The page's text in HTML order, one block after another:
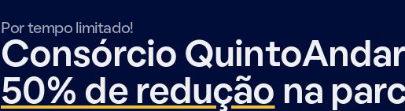
Por tempo limitado!
Consórcio
50% de redução na